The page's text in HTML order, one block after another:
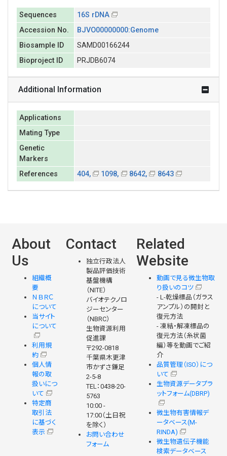
Sequences
16S rDNA
Accession No.
BJVO00000000:Genome
Biosample ID
SAMD00166244
Bioproject ID
PRJDB6074
Additional Information
Applications
Mating Type
Genetic
Markers
References
404, 1098, 8642, 8643
About
Us
組織概
要
ＮＢＲＣ
について
当サイト
について
利用規
約
個人情
報の取
扱いにつ
いて
特定商
取引法
に基づく
表示
Contact
独立行政法人
製品評価技術
基盤機構
（NITE）
バイオテクノロ
ジーセンター
（NBRC）
生物資源利用
促進課
〒292-0818
千葉県木更津
市かずさ鎌足
2-5-8
TEL：0438-20-
5763
10:00 -
17:00（土日祝
を除く）
お問い合わせ
フォーム
Related
Website
動画で見る微生物取
り扱いのコツ
- L-乾燥標品（ガラス
アンプル）の開封と
復元方法
- 凍結・解凍標品の
復元方法（糸状菌
編）等を動画でご紹
介
品質管理（ISO）につ
いて
生物資源データプラ
ットフォーム(DBRP)
微生物有害情報デ
ータベース(M-
RINDA)
微生物遺伝子機能
検索データベース